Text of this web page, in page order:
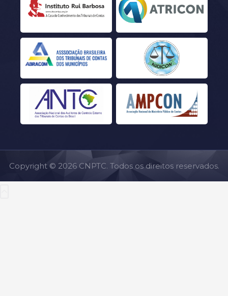
Copyright © 2026 CNPTC. Todos os direitos reservados.